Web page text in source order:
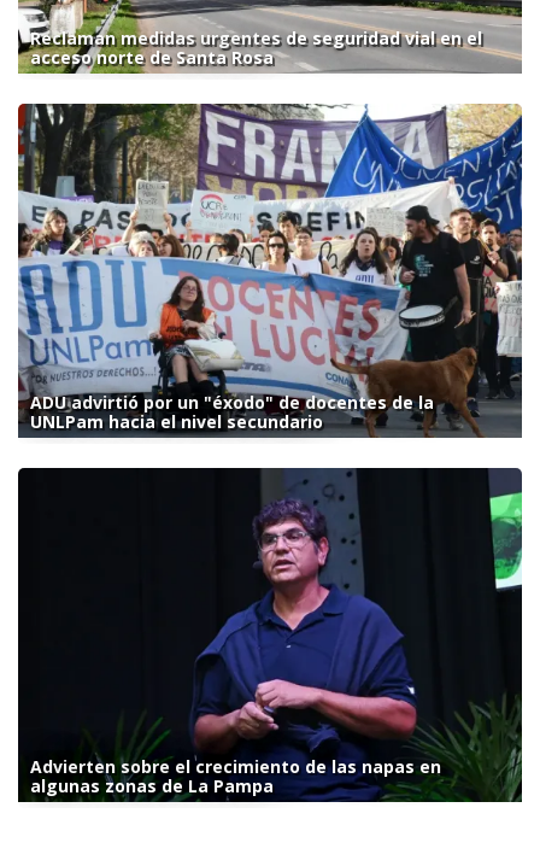
Reclaman medidas urgentes de seguridad vial en el
acceso norte de Santa Rosa
ADU advirtió por un "éxodo" de docentes de la
UNLPam hacia el nivel secundario
Advierten sobre el crecimiento de las napas en
algunas zonas de La Pampa